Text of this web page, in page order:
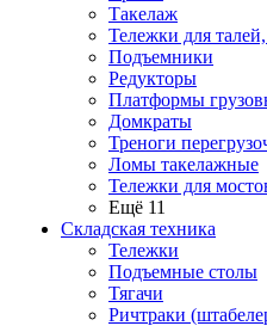
Такелаж
Тележки для
Подъемники
Редукторы
Платформы
Домкраты
Треноги
Ломы такелажные
Тележки для
Ещё 11
Складская техника
Тележки
Подъемные столы
Тягачи
Ричтраки